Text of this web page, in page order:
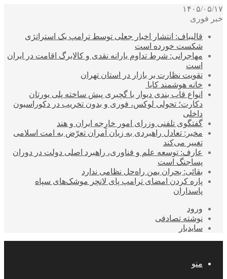
۱۴۰۵/۰۵/۱۷
خبر فوری
قالیباف: انتشار اخبار جعلی توسط ترامپ یک استراتژی
شکست خورده است
مهاجرانی: شرط تداوم یارانه نقدی و کالابرگ اقامت در ایران
است
تقویت نظارت بر بازار در استان تهران
خانه هوشمند کایا
انواع قاب بندی دیوار با گچبری پیش ساخته پلی یورتان
دکارت؛ تحولی لوکس، فوری و بدون تخریب در دکوراسیون
داخلی
گفتگوی تلفنی وزرای امور خارجه ایران و هند
مخبر: تعادل راهبردی به زیان آمران تعرّض به امت اسلامی
تغییر می‌کند
عارف: توسعه علم و فناوری، راهبرد اصلی دولت در دوران
پساجنگ است
بقائی: بحران یمن راه‌حل نظامی ندارد
پاره کردن امضای ترامپ پای لانچر موشک‌های سپاه
پاسداران
ورود
نوشته تصادفی
سایدبار
منو